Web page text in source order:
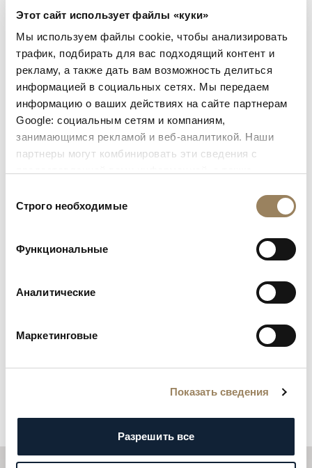
Этот сайт использует файлы «куки»
Мы используем файлы cookie, чтобы анализировать
трафик, подбирать для вас подходящий контент и
рекламу, а также дать вам возможность делиться
информацией в социальных сетях. Мы передаем
информацию о ваших действиях на сайте партнерам
Google: социальным сетям и компаниям,
занимающимся рекламой и веб-аналитикой. Наши
партнеры могут комбинировать эти сведения с
вами их сервисов.
согласия
Строго необходимые
Функциональные
Аналитические
Маркетинговые
Показать сведения
Разрешить все